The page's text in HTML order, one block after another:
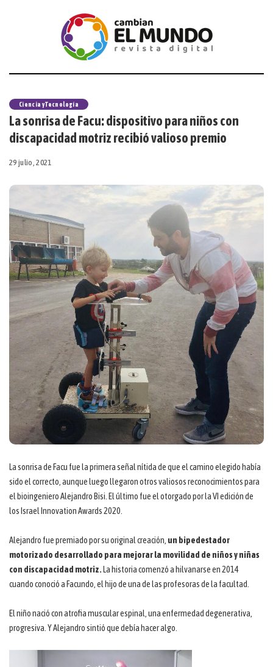
Ciencia y Tecnología
La sonrisa de Facu: dispositivo para niños con
discapacidad motriz recibió valioso premio
29 julio, 2021
La sonrisa de Facu fue la primera señal nítida de que el camino elegido había
sido el correcto, aunque luego llegaron otros valiosos reconocimientos para
el bioingeniero Alejandro Bisi. El último fue el otorgado por la VI edición de
los Israel Innovation Awards 2020.
Alejandro fue premiado por su original creación, un bipedestador
motorizado desarrollado para mejorar la movilidad de niños y niñas
con discapacidad motriz. La historia comenzó a hilvanarse en 2014
cuando conoció a Facundo, el hijo de una de las profesoras de la facultad.
El niño nació con atrofia muscular espinal, una enfermedad degenerativa,
progresiva. Y Alejandro sintió que debía hacer algo.